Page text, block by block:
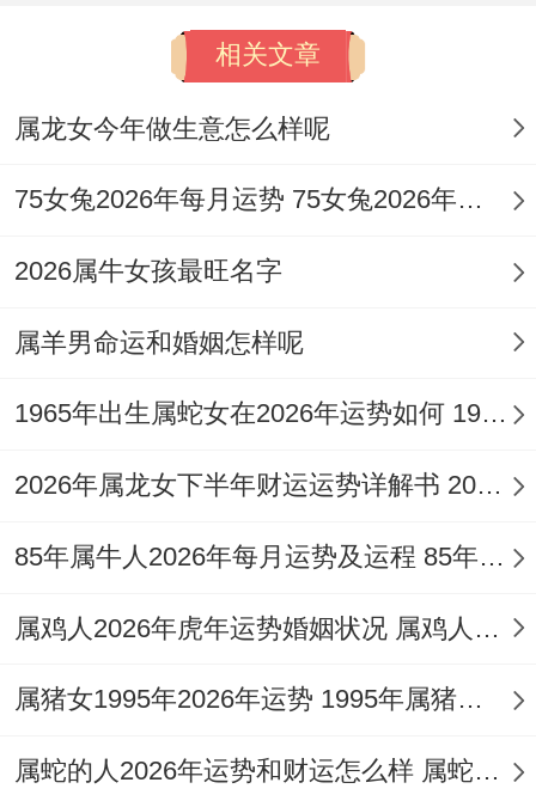
1.3 五行气运上需要看哪些在领域 的平衡？
成、「火炎土燥」 之局，五行极度失衡，木
（印星）被烈火焚尽，水（官星，财星）被
急躁，决策易失冷静；二、健康上心火，肝
火亢盛，容易有炎症，血压问题；三、人际
年调理核心在于、「调候」 ，急需补充
「水」元素以降火润局，兼补「金」元素以
二、事业运程：官印相生下的升腾与角力
2.1 2026年事业上会有晋升或重要转折的机
相关文章
属龙女今年做生意怎么样呢
75女兔2026年每月运势 75女兔2026年的每个月运势及运程
2026属牛女孩最旺名字
属羊男命运和婚姻怎样呢
1965年出生属蛇女在2026年运势如何 1965年出生属什么的
2026年属龙女下半年财运运势详解书 2026年属龙女的全年运势及运程
85年属牛人2026年每月运势及运程 85年属牛人2026年运势及运程
属鸡人2026年虎年运势婚姻状况 属鸡人2026年全年运势运程
属猪女1995年2026年运势 1995年属猪女2026年运势及运程
属蛇的人2026年运势和财运怎么样 属蛇的人2026年犯太岁吗